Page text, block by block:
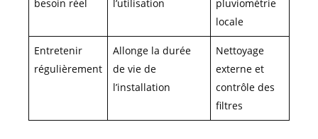
besoin réel
l’utilisation
pluviométrie
locale
Entretenir
régulièrement
Allonge la durée
de vie de
l’installation
Nettoyage
externe et
contrôle des
filtres